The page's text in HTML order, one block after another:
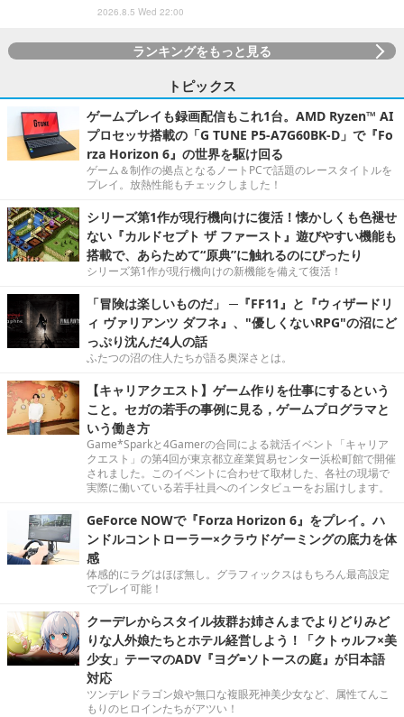
2026.8.5 Wed 22:00
ランキングをもっと見る
トピックス
ゲームプレイも録画配信もこれ1台。AMD Ryzen™ AI
プロセッサ搭載の「G TUNE P5-A7G60BK-D」で『Fo
rza Horizon 6』の世界を駆け回る
ゲーム＆制作の拠点となるノートPCで話題のレースタイトルを
プレイ。放熱性能もチェックしました！
シリーズ第1作が現行機向けに復活！懐かしくも色褪せ
ない『カルドセプト ザ ファースト』遊びやすい機能も
搭載で、あらためて“原典”に触れるのにぴったり
シリーズ第1作が現行機向けの新機能を備えて復活！
「冒険は楽しいものだ」 ─『FF11』と『ウィザードリ
ィ ヴァリアンツ ダフネ』、"優しくないRPG"の沼にど
っぷり沈んだ4人の話
ふたつの沼の住人たちが語る奥深さとは。
【キャリアクエスト】ゲーム作りを仕事にするという
こと。セガの若手の事例に見る，ゲームプログラマと
いう働き方
Game*Sparkと4Gamerの合同による就活イベント「キャリア
クエスト」の第4回が東京都立産業貿易センター浜松町館で開催
されました。このイベントに合わせて取材した、各社の現場で
実際に働いている若手社員へのインタビューをお届けします。
GeForce NOWで『Forza Horizon 6』をプレイ。ハ
ンドルコントローラー×クラウドゲーミングの底力を体
感
体感的にラグはほぼ無し。グラフィックスはもちろん最高設定
でプレイ可能！
クーデレからスタイル抜群お姉さんまでよりどりみど
りな人外娘たちとホテル経営しよう！「クトゥルフ×美
少女」テーマのADV『ヨグ=ソトースの庭』が日本語
対応
ツンデレドラゴン娘や無口な複眼死神美少女など、属性てんこ
もりのヒロインたちがアツい！